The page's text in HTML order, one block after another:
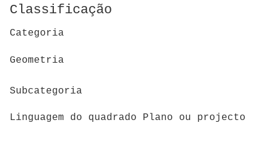
Classificação
Categoria
Geometria
Subcategoria
Linguagem do quadrado Plano ou projecto